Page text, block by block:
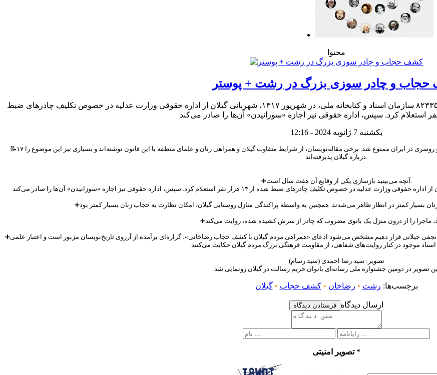
محتوا
و چادر سوزی بزرگ در رشت + پوستر
آنچه می‌بینید بازسازی یکی از وقایع آن هفت سال است. طبق سند ۸۲۳۳۵/۲۹۸ سازمان اسناد و کتابخانه ملی، در شهریور ۱۳۱۷، شهربانی گیلان از اداره حقوقی وزارت عدلیه در خصوص تکلیف چادرهای ضبط
یکشنبه 7 ژانویه 2024 - 12:16
📝۱۷ دی‌ماه ۱۳۱۴ خورشیدی، قانون «کشف حجاب» اعلام و برای هفت سال، پوشیدن چادر و روسری در ایران ممنوع شد. برخی مقاله‌نویسان، از شرایط متفاوت گیلان و همراهی زنان و علمای منطقه با این قانون نوشته‌اند و بسیاری نیز این موضوع را
➕اگر این قبیل سندها را در کنار کتابی مثل «وسیله العفایف یا طومار عفت» نوشته آیت‌الله نجفی جیلانی قرار دهیم مشخص می‌شود ادعای «همراهی مردم گیلان با کشف حجاب رضاخانی»، گزاره‌ای برآمده از آرزوی تاریخ‌نویسان مزبور است و اعتبار علمی
تصویر: سید رضا احمدی (سید رسام)
برچسب‌ها: رشت • رضاخان •کشف حجاب •گیلان
فرستادن دیدگاه ارسال دیدگاه
تصویر امنیتی *